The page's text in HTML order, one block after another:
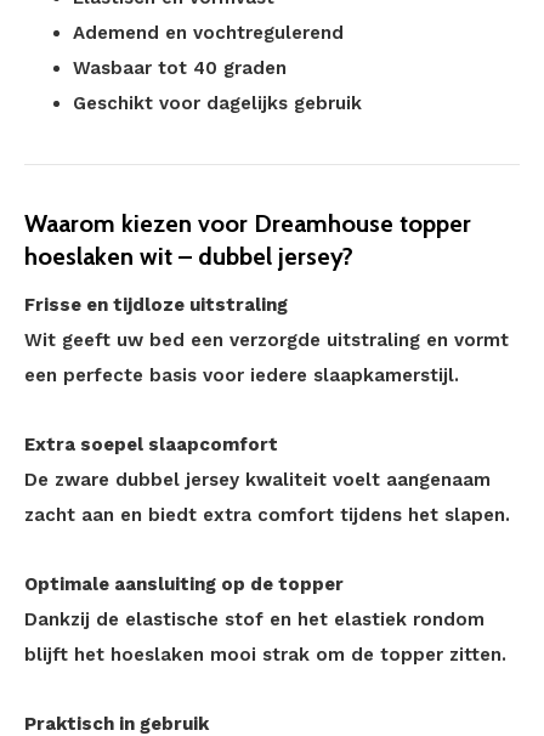
Ademend en vochtregulerend
Wasbaar tot 40 graden
Geschikt voor dagelijks gebruik
Waarom kiezen voor Dreamhouse topper
hoeslaken wit – dubbel jersey?
Frisse en tijdloze uitstraling
Wit geeft uw bed een verzorgde uitstraling en vormt
een perfecte basis voor iedere slaapkamerstijl.
Extra soepel slaapcomfort
De zware dubbel jersey kwaliteit voelt aangenaam
zacht aan en biedt extra comfort tijdens het slapen.
Optimale aansluiting op de topper
Dankzij de elastische stof en het elastiek rondom
blijft het hoeslaken mooi strak om de topper zitten.
Praktisch in gebruik